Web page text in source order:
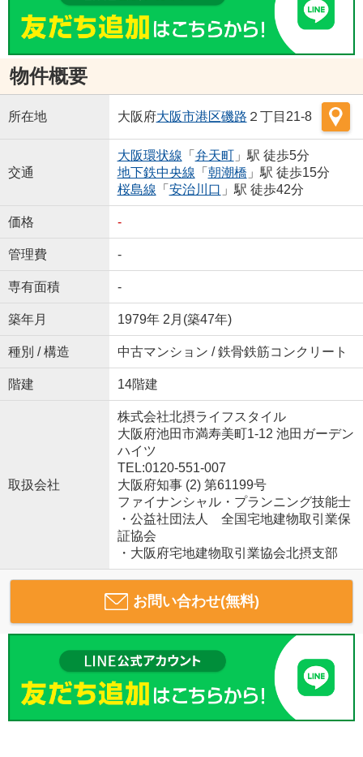
物件概要
所在地 大阪府大阪市港区磯路 ２丁目21-8
交通
大阪環状線 「 弁天町」駅 徒歩5分
地下鉄中央線 「 朝潮橋 」駅 徒歩15分
桜島線 「 安治川口 」駅 徒歩42分
価格 -
管理費 -
専有面積 -
築年月 1979年 2月(築47年)
種別 / 構造 中古マンション / 鉄骨鉄筋コンクリート
階建 14階建
取扱会社
株式会社北摂ライフスタイル
大阪府池田市満寿美町1-12 池田ガーデン
ハイツ
TEL:0120-551-007
大阪府知事 (2) 第61199号
ファイナンシャル・プランニング技能士
・公益社団法人 全国宅地建物取引業保
証協会
・大阪府宅地建物取引業協会北摂支部
お問い合わせ(無料)